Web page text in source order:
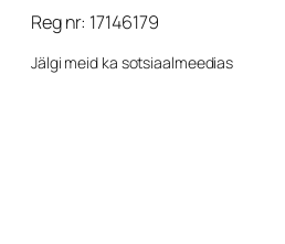
Reg nr: 17146179
Jälgi meid ka sotsiaalmeedias